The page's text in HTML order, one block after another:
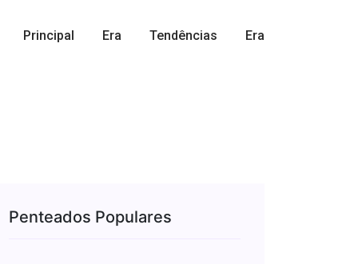
Principal Era Tendências Era
Penteados Populares